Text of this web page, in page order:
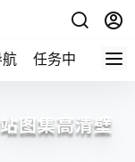
航 任务中心 帮助
图集高清壁